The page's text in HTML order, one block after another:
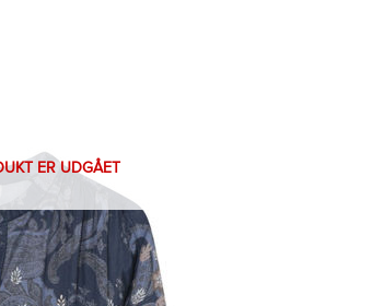
ER UDGÅET